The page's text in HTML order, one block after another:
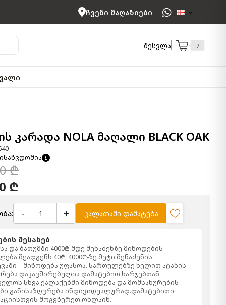
ჩვენი მაღაზიები
შესვლა 7
კარადა NOLA მაღალი BLACK OAK
₾
₾
- + კალათაში დამატება
შესახებ
და ბათუმში 4000₾-მდე შენაძენზე მიწოდების
შეადგენს 40₾, 4000₾-ზე მეტი შენაძენის
– მიწოდება უფასოა. სართულებზე ხელით ატანის
დაკავშირებულია დამატებით ხარჯებთან.
სხვა ქალაქებში მიწოდება და მომსახურების
განისაზღვრება ინდივიდუალურად.დამატებითი
მოგვწერეთ ონლაინ.